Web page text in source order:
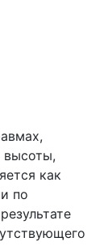
высоты,
как
по